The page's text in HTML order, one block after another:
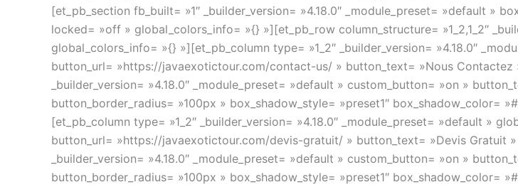
[et_pb_section fb_built= »1″ _builder_version= »4.18.0″ _module_preset= »default »
locked= »off » global_colors_info= »{} »][et_pb_row column_structure= »1_2,1_2″
global_colors_info= »{} »][et_pb_column type= »1_2″ _builder_version= »4.18.0″
button_url= »https://javaexotictour.com/contact-us/ » button_text= »Nous
_builder_version= »4.18.0″ _module_preset= »default » custom_button= »on »
button_border_radius= »100px » box_shadow_style= »preset1″ box_shadow_color=
[et_pb_column type= »1_2″ _builder_version= »4.18.0″ _module_preset= »default »
button_url= »https://javaexotictour.com/devis-gratuit/ » button_text= »Devis Gratuit
_builder_version= »4.18.0″ _module_preset= »default » custom_button= »on »
button_border_radius= »100px » box_shadow_style= »preset1″ box_shadow_color=